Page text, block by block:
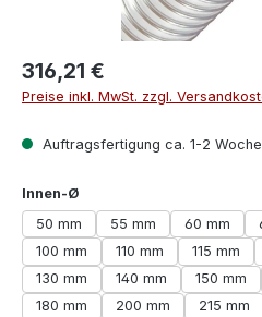
316,21 €
Preise inkl. MwSt. zzgl.
Auftragsfertigung ca. 1-2
Innen-Ø
50 mm
55 mm 60 mm
100 mm
110 mm 115 mm
130 mm
140 mm 150 mm
180 mm
200 mm 215 mm